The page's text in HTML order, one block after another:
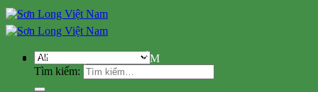
Tìm kiếm:
DANH MỤC SẢN PHẨM